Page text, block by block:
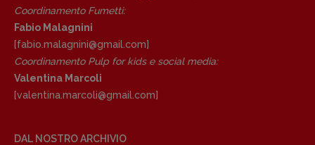
recensioni:
Elio Grasso[eliovoyager@gmail.com]
Coordinamento Primo Piano
Elisabetta Michielin
[michielin.elisabetta@gmail.com]
Coordinamento Fumetti:
Coordinamento Fumetti:
Fabio Malagnini
[fabio.malagnini@gmail. com]
Coordinamento Pulp for kids e social media:
Valentina Marcoli
[valentina.marcoli@gmail. com]
DAL NOSTRO ARCHIVIO